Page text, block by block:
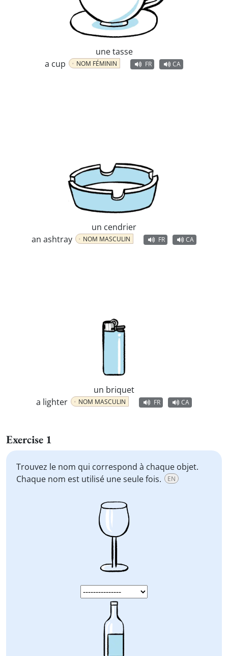
une tasse
a cup
NOM FÉMININ FR CA
un cendrier
an ashtray
NOM MASCULIN FR CA
un briquet
a lighter
NOM MASCULIN FR CA
Exercise 1
Trouvez le nom qui correspond à chaque objet.
Chaque nom est utilisé une seule fois.
EN